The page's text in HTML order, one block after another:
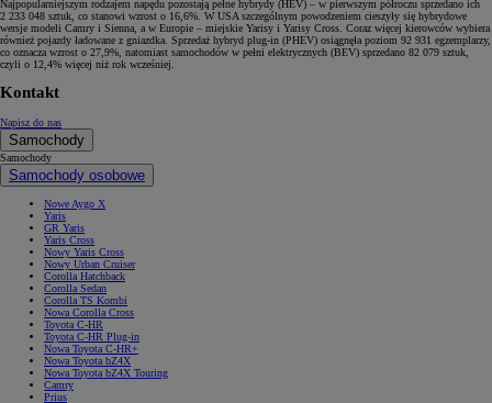
Najpopularniejszym rodzajem napędu pozostają pełne hybrydy (HEV) – w pierwszym półroczu sprzedano ich
2 233 048 sztuk, co stanowi wzrost o 16,6%. W USA szczególnym powodzeniem cieszyły się hybrydowe
wersje modeli Camry i Sienna, a w Europie – miejskie Yarisy i Yarisy Cross. Coraz więcej kierowców wybiera
również pojazdy ładowane z gniazdka. Sprzedaż hybryd plug-in (PHEV) osiągnęła poziom 92 931 egzemplarzy,
co oznacza wzrost o 27,9%, natomiast samochodów w pełni elektrycznych (BEV) sprzedano 82 079 sztuk,
czyli o 12,4% więcej niż rok wcześniej.
Kontakt
Napisz do nas
Samochody
Samochody
Samochody osobowe
Nowe Aygo X
Yaris
GR Yaris
Yaris Cross
Nowy Yaris Cross
Nowy Urban Cruiser
Corolla Hatchback
Corolla Sedan
Corolla TS Kombi
Nowa Corolla Cross
Toyota C-HR
Toyota C-HR Plug-in
Nowa Toyota C-HR+
Nowa Toyota bZ4X
Nowa Toyota bZ4X Touring
Camry
Prius